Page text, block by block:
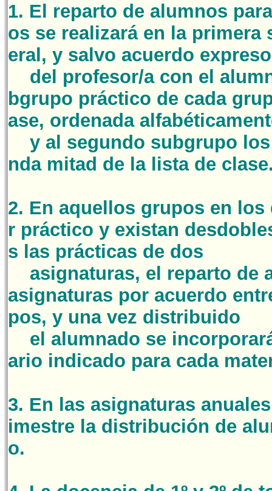
1. El reparto de alumnos
os se realizará en la primera
eral, y salvo acuerdo
del profesor/a con el
bgrupo práctico de cada
ase, ordenada
y al segundo subgrupo
nda mitad de la lista de
2. En aquellos grupos en
r práctico y existan
s las prácticas de dos
asignaturas, el reparto de
asignaturas por acuerdo
pos, y una vez distribuido
el alumnado se
ario indicado para cada
3. En las asignaturas
imestre la distribución de
o.